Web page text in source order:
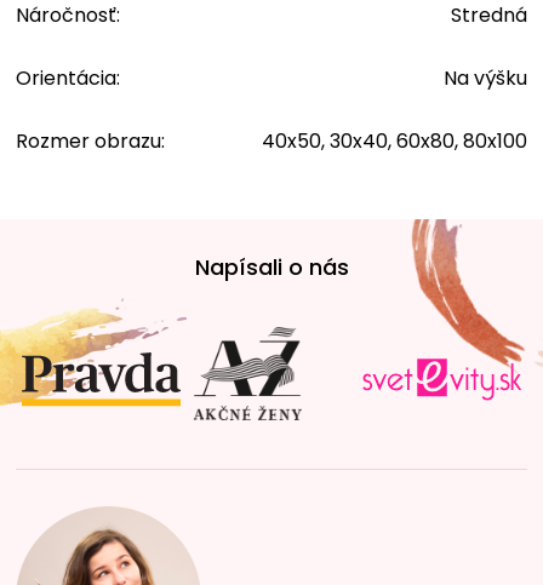
Náročnosť: Stredná
Orientácia: Na výšku
Rozmer obrazu: 40x50, 30x40, 60x80, 80x100
t
i
e
Napísali o nás